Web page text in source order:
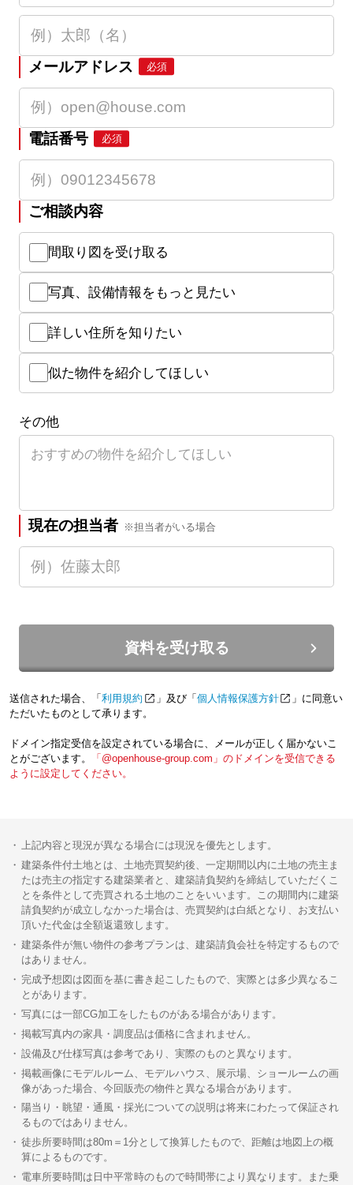
メールアドレス 必須
電話番号 必須
ご相談内容
間取り図を受け取る
写真、設備情報をもっと見たい
詳しい住所を知りたい
似た物件を紹介してほしい
その他
現在の担当者 ※担当者がいる場合
資料を受け取る
送信された場合、「 利用規約 」及び「 個人情報保護方針
」に同意い
ただいたものとして承ります。
ドメイン指定受信を設定されている場合に、メールが正しく届かないこ
とがございます。
「@openhouse-group.com」のドメインを受信できる
ように設定してください。
上記内容と現況が異なる場合には現況を優先とします。
建築条件付土地とは、土地売買契約後、一定期間以内に土地の売主ま
たは売主の指定する建築業者と、建築請負契約を締結していただくこ
とを条件として売買される土地のことをいいます。この期間内に建築
請負契約が成立しなかった場合は、売買契約は白紙となり、お支払い
頂いた代金は全額返還致します。
建築条件が無い物件の参考プランは、建築請負会社を特定するもので
はありません。
完成予想図は図面を基に書き起こしたもので、実際とは多少異なるこ
とがあります。
写真には一部CG加工をしたものがある場合があります。
掲載写真内の家具・調度品は価格に含まれません。
設備及び仕様写真は参考であり、実際のものと異なります。
掲載画像にモデルルーム、モデルハウス、展示場、ショールームの画
像があった場合、今回販売の物件と異なる場合があります。
陽当り・眺望・通風・採光についての説明は将来にわたって保証され
るものではありません。
徒歩所要時間は80m＝1分として換算したもので、距離は地図上の概
算によるものです。
電車所要時間は日中平常時のもので時間帯により異なります。また乗